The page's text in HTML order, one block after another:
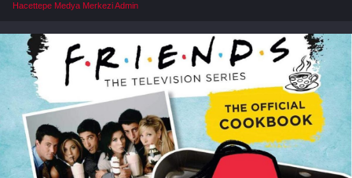
Hacettepe Medya Merkezi Admin